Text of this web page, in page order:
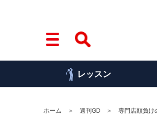
レッスン
ホーム 週刊GD 専門店顔負け